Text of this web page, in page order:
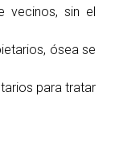
vecinos, sin el
ósea se
para tratar